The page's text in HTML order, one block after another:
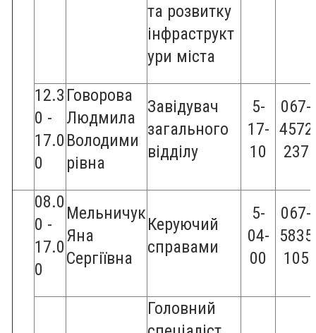
та розвитку
інфраструкт
ури міста
12.3
0 -
17.0
0
Говорова
Людмила
Володими
рівна
Завідувач
загального
відділу
5-
17-
10
067-
4572
237
08.0
0 -
17.0
0
Мельничук
Яна
Сергіївна
Керуючий
справами
5-
04-
00
067-
5835
105
Головний